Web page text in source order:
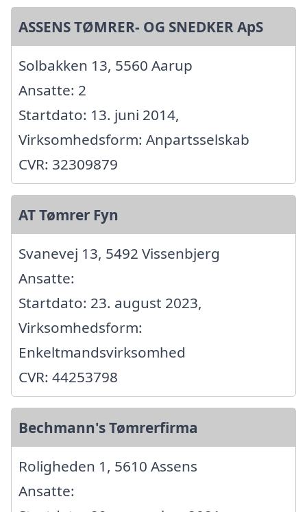
ASSENS TØMRER- OG SNEDKER ApS
Solbakken 13, 5560 Aarup
Ansatte: 2
Startdato: 13. juni 2014,
Virksomhedsform: Anpartsselskab
CVR: 32309879
AT Tømrer Fyn
Svanevej 13, 5492 Vissenbjerg
Ansatte:
Startdato: 23. august 2023,
Virksomhedsform:
Enkeltmandsvirksomhed
CVR: 44253798
Bechmann's Tømrerfirma
Roligheden 1, 5610 Assens
Ansatte: